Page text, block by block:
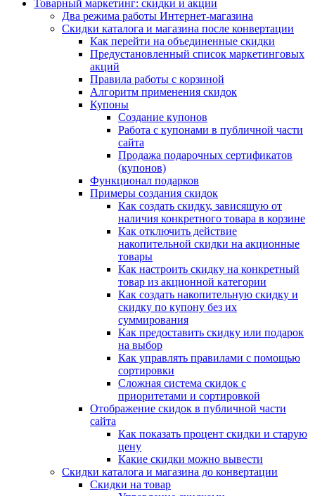
Товарный маркетинг: скидки и акции
Два режима работы Интернет-магазина
Скидки каталога и магазина после конвертации
Как перейти на объединенные скидки
Предустановленный список маркетинговых
акций
Правила работы с корзиной
Алгоритм применения скидок
Купоны
Создание купонов
Работа с купонами в публичной части
сайта
Продажа подарочных сертификатов
(купонов)
Функционал подарков
Примеры создания скидок
Как создать скидку, зависящую от
наличия конкретного товара в корзине
Как отключить действие
накопительной скидки на акционные
товары
Как настроить скидку на конкретный
товар из акционной категории
Как создать накопительную скидку и
скидку по купону без их
суммирования
Как предоставить скидку или подарок
на выбор
Как управлять правилами с помощью
сортировки
Сложная система скидок с
приоритетами и сортировкой
Отображение скидок в публичной части
сайта
Как показать процент скидки и старую
цену
Какие скидки можно вывести
Скидки каталога и магазина до конвертации
Скидки на товар